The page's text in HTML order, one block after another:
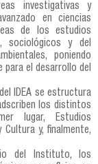
investigativas y
en ciencias
de los estudios
sociológicos y del
poniendo
el desarrollo del
IDEA se estructura
los distintos
lugar, Estudios
Cultura y, finalmente,
del Instituto, los